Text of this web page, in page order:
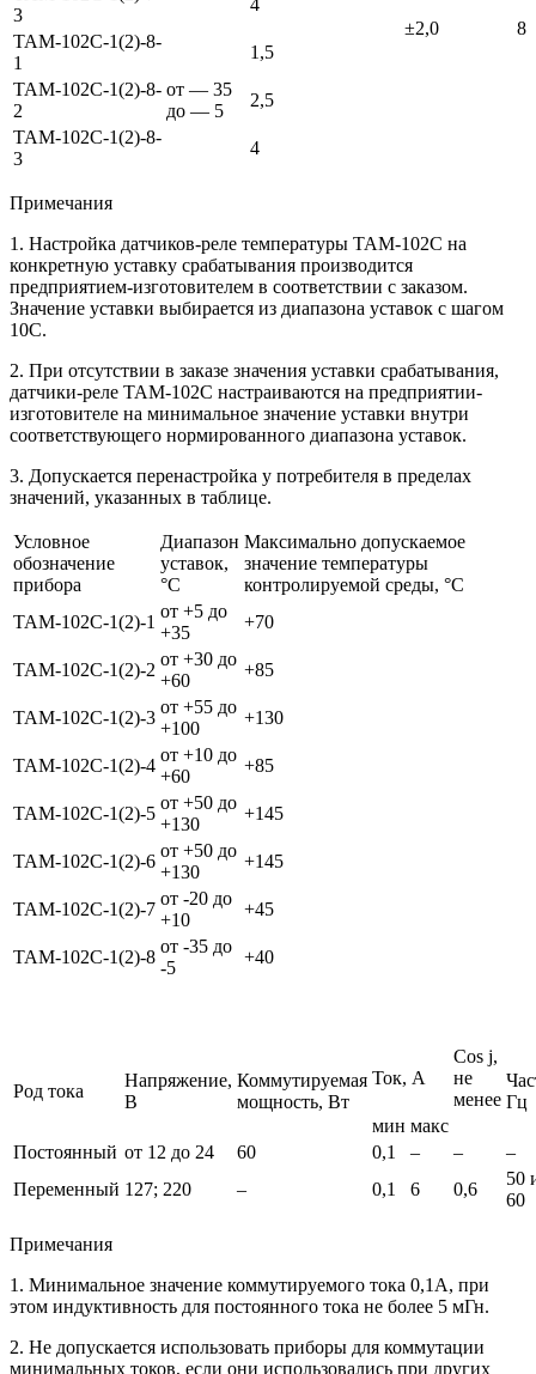
±2,0 8
3
ТАМ-102С-1(2)-8-
1
от — 35
до — 5
1,5
ТАМ-102С-1(2)-8-
2
2,5
ТАМ-102С-1(2)-8-
3
4
Примечания
1. Настройка датчиков-реле температуры ТАМ-102С на
конкретную уставку срабатывания производится
предприятием-изготовителем в соответствии с заказом.
Значение уставки выбирается из диапазона уставок с шагом
10С.
2. При отсутствии в заказе значения уставки срабатывания,
датчики-реле ТАМ-102С настраиваются на предприятии-
изготовителе на минимальное значение уставки внутри
соответствующего нормированного диапазона уставок.
3. Допускается перенастройка у потребителя в пределах
значений, указанных в таблице.
Условное
обозначение
прибора
Диапазон
уставок,
°С
Максимально допускаемое
значение температуры
контролируемой среды, °С
ТАМ-102С-1(2)-1
от +5 до
+35
+70
ТАМ-102С-1(2)-2
от +30 до
+60
+85
ТАМ-102С-1(2)-3
от +55 до
+100
+130
ТАМ-102С-1(2)-4
от +10 до
+60
+85
ТАМ-102С-1(2)-5
от +50 до
+130
+145
ТАМ-102С-1(2)-6
от +50 до
+130
+145
ТАМ-102С-1(2)-7
от -20 до
+10
+45
ТАМ-102С-1(2)-8
от -35 до
-5
+40
Род тока
Напряжение,
В
Коммутируемая
мощность, Вт
Ток, А
Сos j,
не
менее Гц
мин макс
Постоянный от 12 до 24 60 0,1 – –
–
Переменный 127; 220 – 0,1 6 0,6
50
60
Примечания
1. Минимальное значение коммутируемого тока 0,1А, при
этом индуктивность для постоянного тока не более 5 мГн.
2. Не допускается использовать приборы для коммутации
минимальных токов, если они использовались при других